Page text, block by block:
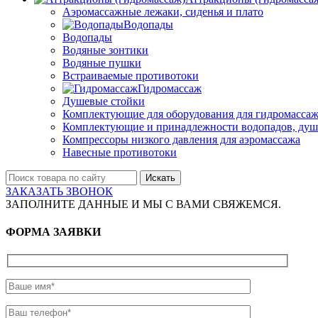
Аэромассажные лежаки, сиденья и плато
Водопады
Водопады
Водяные зонтики
Водяные пушки
Встраиваемые противотоки
Гидромассаж
Душевые стойки
Комплектующие для оборудования для
Комплектующие и принадлежности водопадов,
Компрессоры низкого давления для аэромассажа
Навесные противотоки
Искать
ЗАКАЗАТЬ ЗВОНОК
ЗАПОЛНИТЕ ДАННЫЕ И МЫ С ВАМИ СВЯЖЕМСЯ.
ФОРМА ЗАЯВКИ